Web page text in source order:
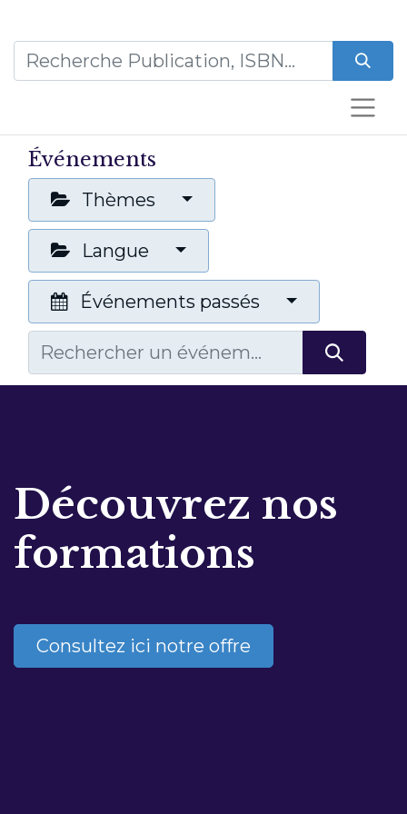
Événements
Thèmes
Langue
Événements passés
Découvrez nos
formations
Consultez ici notre offre